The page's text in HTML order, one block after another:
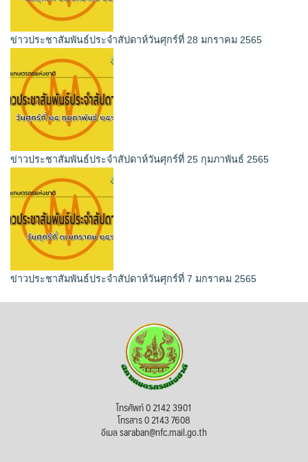
ข่าวประชาสัมพันธ์ประจำสัปดาห์วันศุกร์ที่ 28 มกราคม 2565
ข่าวประชาสัมพันธ์ประจำสัปดาห์วันศุกร์ที่ 25 กุมภาพันธ์ 2565
ข่าวประชาสัมพันธ์ประจำสัปดาห์วันศุกร์ที่ 7 มกราคม 2565
โทรศัพท์ 0 2142 3901
โทรสาร 0 2143 7608
อีเมล saraban@nfc.mail.go.th